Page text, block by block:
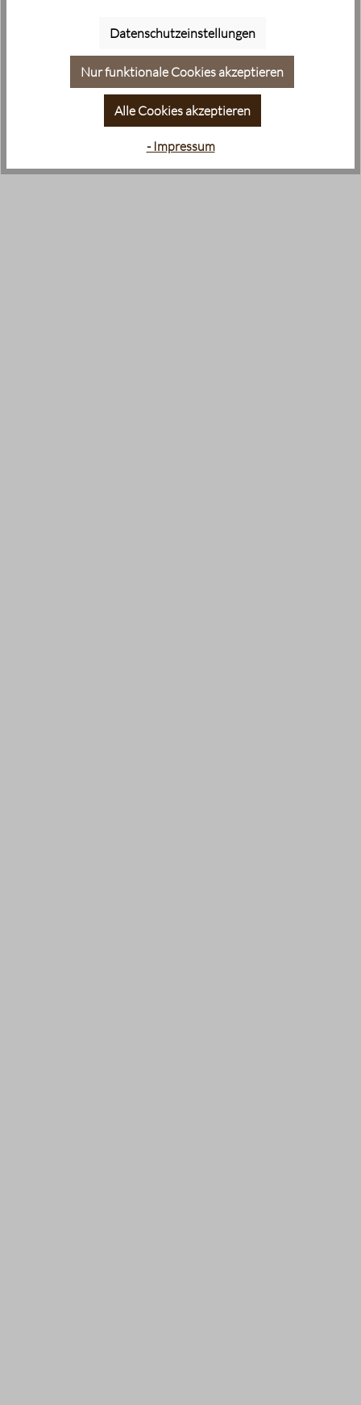
Datenschutzeinstellungen
Nur funktionale Cookies akzeptieren
Alle Cookies akzeptieren
- Impressum